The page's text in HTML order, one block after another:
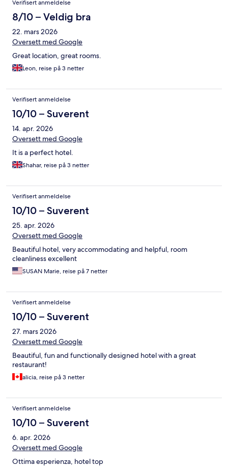
Verifisert anmeldelse
8/10 – Veldig bra
22. mars 2026
Oversett med Google
Great location, great rooms.
Leon, reise på 3 netter
Verifisert anmeldelse
10/10 – Suverent
14. apr. 2026
Oversett med Google
It is a perfect hotel.
Shahar, reise på 3 netter
Verifisert anmeldelse
10/10 – Suverent
25. apr. 2026
Oversett med Google
Beautiful hotel, very accommodating and helpful, room
cleanliness excellent
SUSAN Marie, reise på 7 netter
Verifisert anmeldelse
10/10 – Suverent
27. mars 2026
Oversett med Google
Beautiful, fun and functionally designed hotel with a great
restaurant!
alicia, reise på 3 netter
Verifisert anmeldelse
10/10 – Suverent
6. apr. 2026
Oversett med Google
Ottima esperienza, hotel top